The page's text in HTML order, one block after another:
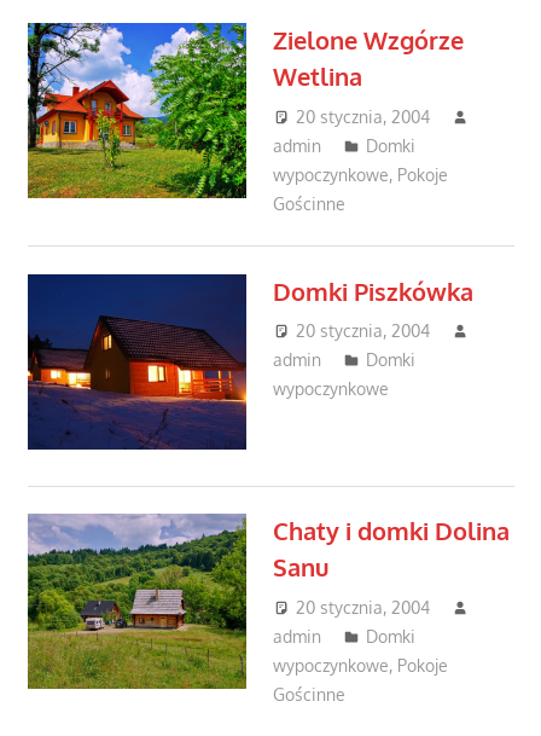
Zielone Wzgórze
Wetlina
20 stycznia, 2004
admin
Domki
wypoczynkowe, Pokoje
Gościnne
Domki Piszkówka
20 stycznia, 2004
admin
Domki
wypoczynkowe
Chaty i domki Dolina
Sanu
20 stycznia, 2004
admin
Domki
wypoczynkowe, Pokoje
Gościnne